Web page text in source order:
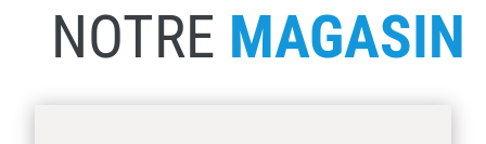
NOTRE MAGASIN